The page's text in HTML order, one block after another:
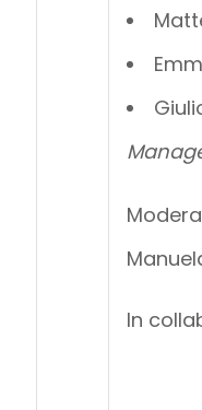
In